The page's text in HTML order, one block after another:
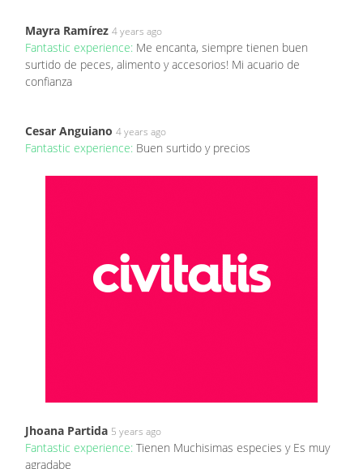
Mayra Ramírez 4 years ago
Fantastic experience: Me encanta, siempre tienen buen
surtido de peces, alimento y accesorios! Mi acuario de
confianza
Cesar Anguiano 4 years ago
Fantastic experience: Buen surtido y precios
Jhoana Partida 5 years ago
Fantastic experience: Tienen Muchisimas especies y Es muy
agradabe